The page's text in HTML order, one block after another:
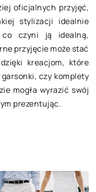
oficjalnych przyjęć,
stylizacji idealnie
co czyni ją idealną,
przyjęcie może stać
kreacjom, które
czy komplety
mogła wyrazić swój
prezentując.